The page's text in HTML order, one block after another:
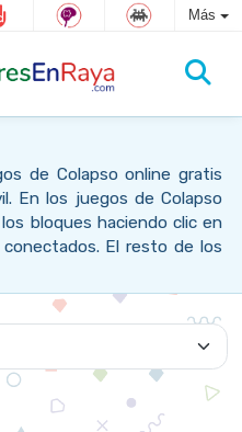
Más
de Colapso online gratis
En los juegos de Colapso
bloques haciendo clic en
El resto de los